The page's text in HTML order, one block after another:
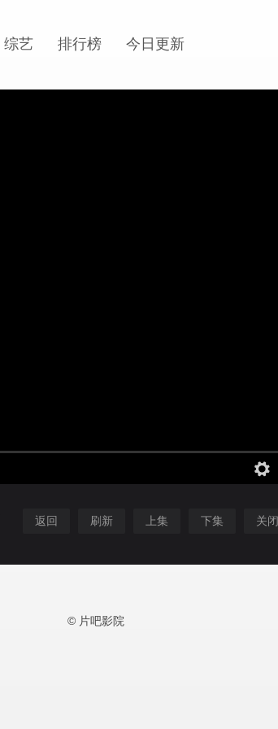
综艺 排行榜 今日更新
返回 刷新 上集 下集 关
© 片吧影院